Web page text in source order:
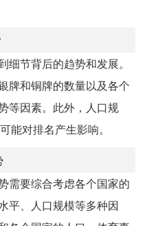
节背后的趋势和发展。
牌和铜牌的数量以及各个
等因素。此外，人口规
能对排名产生影响。
需要综合考虑各个国家的
平、人口规模等多种因